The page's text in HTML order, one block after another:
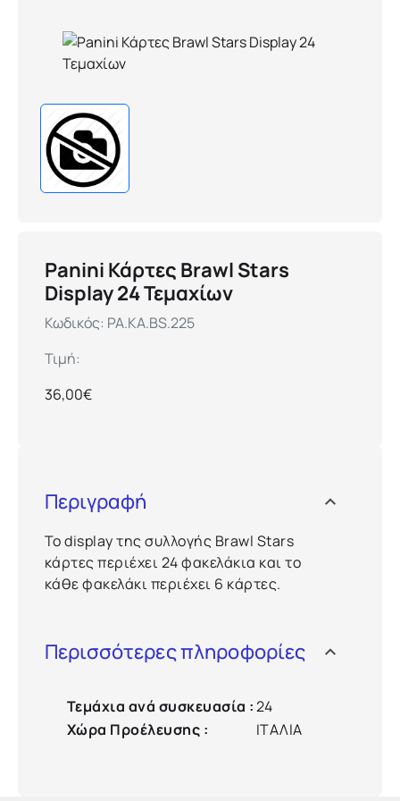
Panini Κάρτες Brawl Stars
Display 24 Τεμαχίων
Κωδικός: PA.KA.BS.225
Τιμή:
36,00€
Περιγραφή
Το display της συλλογής Brawl Stars
κάρτες περιέχει 24 φακελάκια και το
κάθε φακελάκι περιέχει 6 κάρτες.
Περισσότερες πληροφορίες
Τεμάχια ανά συσκευασία :24
Χώρα Προέλευσης : ΙΤΑΛΙΑ